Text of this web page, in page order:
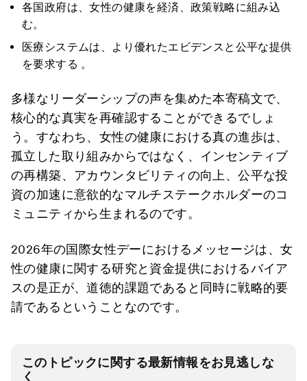
各国政府は、女性の健康を経済、政策戦略に組み込
む。
医療システムは、より優れたエビデンスと公平な提供
を要求する 。
多様なリーダーシップの声を集めた本寄稿文で、
核心的な真実を再確認することができるでしょ
う。すなわち、女性の健康における真の進歩は、
孤立した取り組みからではなく、インセンティブ
の再構築、アカウンタビリティの向上、公平な投
資の加速に意欲的なマルチステークホルダーのコ
ミュニティから生まれるのです。
2026年の国際女性デーにおけるメッセージは、女
性の健康に関する研究と資金提供におけるバイア
スの是正が、道徳的課題であると同時に戦略的要
請であるということなのです。
このトピックに関する最新情報をお見逃しな
く